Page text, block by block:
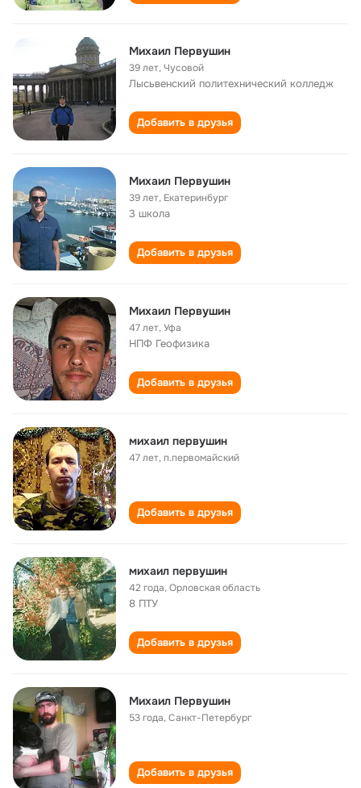
Михаил Первушин
39 лет,Чусовой
Лысьвенский политехнический колледж
Добавить в друзья
Михаил Первушин
39 лет, Екатеринбург
3 школа
Добавить в друзья
Михаил Первушин
47 лет,Уфа
НПФ Геофизика
Добавить в друзья
михаил первушин
47 лет,п.первомайский
Добавить в друзья
михаил первушин
42 года,Орловская область
8 ПТУ
Добавить в друзья
Михаил Первушин
53 года,Санкт-Петербург
Добавить в друзья